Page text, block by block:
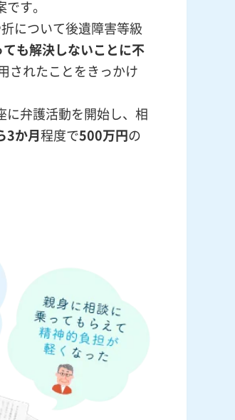
す。
について後遺障害等級
も解決しないことに不
されたことをきっかけ
に弁護活動を開始し、相
3か月程度で500万円 の